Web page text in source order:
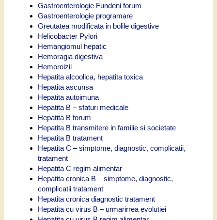
Gastroenterologie Fundeni forum
Gastroenterologie programare
Greutatea modificata in bolile digestive
Helicobacter Pylori
Hemangiomul hepatic
Hemoragia digestiva
Hemoroizii
Hepatita alcoolica, hepatita toxica
Hepatita ascunsa
Hepatita autoimuna
Hepatita B – sfaturi medicale
Hepatita B forum
Hepatita B transmitere in familie si societate
Hepatita B tratament
Hepatita C – simptome, diagnostic, complicatii,
tratament
Hepatita C regim alimentar
Hepatita cronica B – simptome, diagnostic,
complicatii tratament
Hepatita cronica diagnostic tratament
Hepatita cu virus B – urmarirrea evolutiei